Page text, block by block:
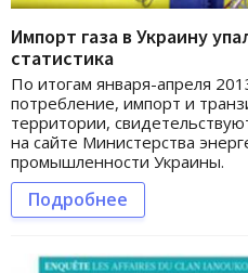
Импорт газа в Украину
статистика
По итогам января-апреля
потребление, импорт и
территории,
на сайте Министерства
промышленности Украины.
Подробнее